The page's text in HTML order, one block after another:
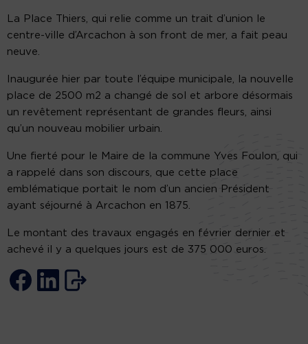
La Place Thiers, qui relie comme un trait d’union le
centre-ville d’Arcachon à son front de mer, a fait peau
neuve.
Inaugurée hier par toute l’équipe municipale, la nouvelle
place de 2500 m2 a changé de sol et arbore désormais
un revêtement représentant de grandes fleurs, ainsi
qu’un nouveau mobilier urbain.
Une fierté pour le Maire de la commune Yves Foulon, qui
a rappelé dans son discours, que cette place
emblématique portait le nom d’un ancien Président
ayant séjourné à Arcachon en 1875.
Le montant des travaux engagés en février dernier et
achevé il y a quelques jours est de 375 000 euros.